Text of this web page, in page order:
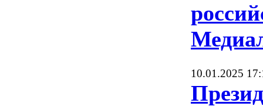
10.01.2025